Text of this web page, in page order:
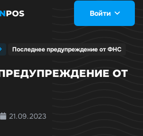
Войти
Последнее предупреждение от ФНС
ОТ
21.09.2023